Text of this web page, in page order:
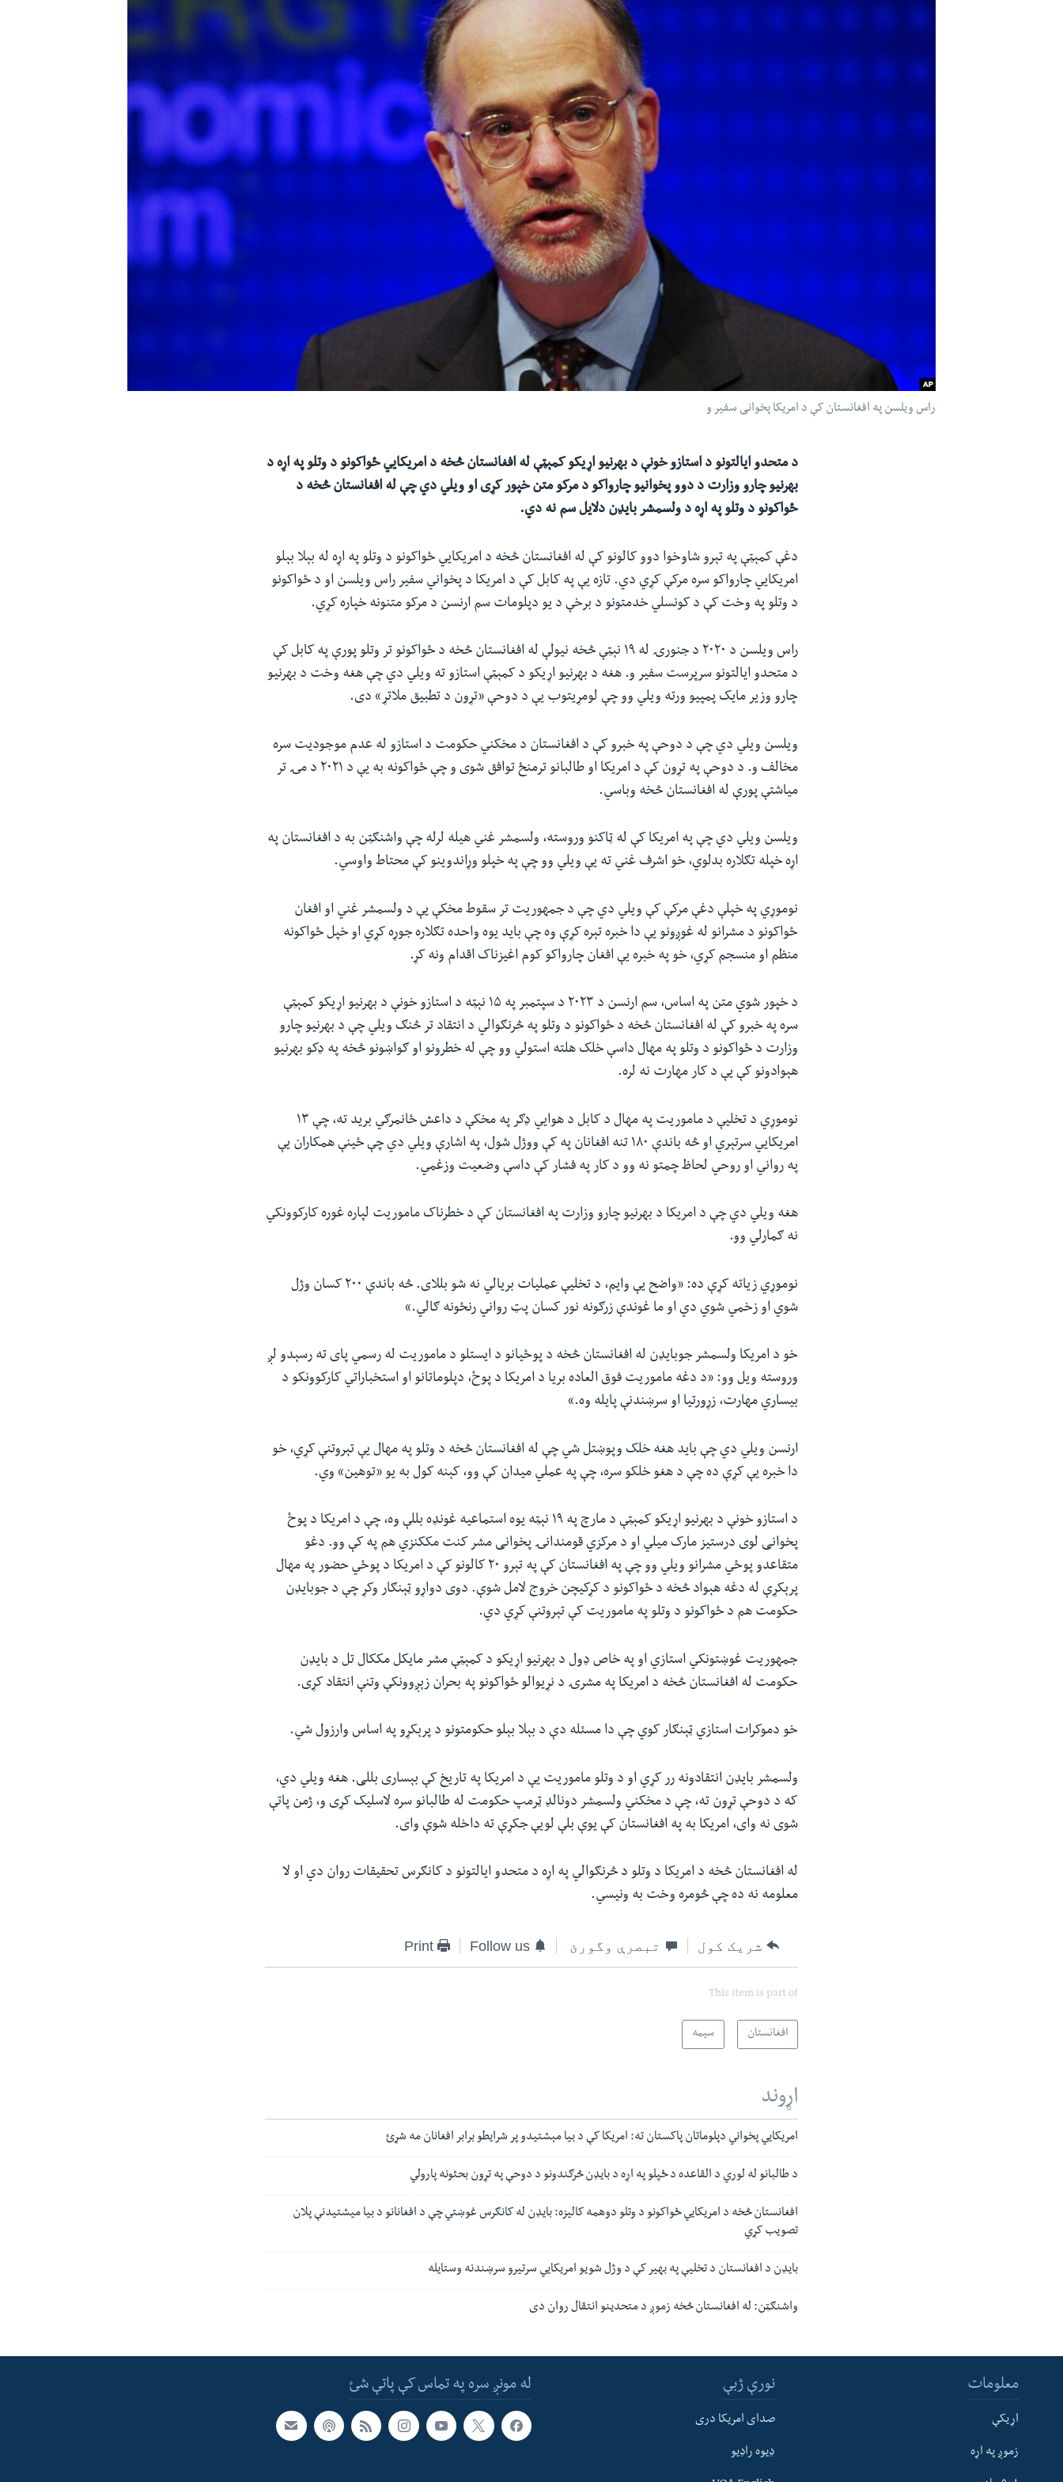
له مونږ سره په تماس کې پاتې شئ
راس ویلسن په افغانستان کې د امریکا پخوانی سفیر و
د متحدو ایالتونو د استازو خونې د بهرنیو اړیکو کمېټې له افغانستان څخه د امریکايي ځواکونو د وتلو په اړه د
بهرنیو چارو وزارت د دوو پخوانیو چارواکو د مرکو متن خپور کړی او ویلي دي چې له افغانستان څخه د
ځواکونو د وتلو په اړه د ولسمشر بایډن دلایل سم نه دي.
دغې کمېټې په تېرو شاوخوا دوو کالونو کې له افغانستان څخه د امریکايي ځواکونو د وتلو په اړه له بېلا بېلو
امریکایي چارواکو سره مرکې کړي دي. تازه یې په کابل کې د امریکا د پخواني‌ سفیر راس ویلسن او د ځواکونو
د وتلو په وخت کې د کونسلي خدمتونو د برخې د یو دپلومات سم ارنسن د مرکو متنونه خپاره کړي.
راس ویلسن د ۲۰۲۰ د جنورۍ له ۱۹ نېټې څخه نیولې له افغانستان څخه د ځواکونو تر وتلو پورې په کابل کې
د متحدو ایالتونو سرپرست سفیر و. هغه د بهرنیو اړیکو د کمېټې استازو ته ویلي دي چې هغه وخت د بهرنیو
چارو وزیر مایک پمپیو ورته ویلي وو چې لومړیتوب یې د دوحې «تړون د تطبیق ملاتړ» دی.
ویلسن ویلي دي چې د دوحې په خبرو کې د افغانستان د مخکني حکومت د استازو له عدم موجودیت سره
مخالف و. د دوحې په تړون کې د امریکا او طالبانو ترمنځ توافق شوی و چې ځواکونه به یې د ۲۰۲۱ د مۍ تر
میاشتې پورې له افغانستان څخه وباسي.
ویلسن ویلي‌ دي چې په امریکا کې له ټاکنو وروسته، ولسمشر غني هیله لرله چې واشنګټن به د افغانستان په
اړه خپله تګلاره بدلوي، خو اشرف غني ‌ته یې ویلي‌ وو چې په خپلو وړاندوینو کې محتاط واوسي.
نوموړي په خپلې دغې مرکې کې ویلي دي چې د جمهوریت تر سقوط مخکې یې د ولسمشر غني‌ او افغان
ځواکونو د مشرانو له غوږونو یې دا خبره تېره کړې وه چې باید یوه واحده تګلاره جوړه کړي او خپل ځواکونه
منظم او منسجم کړي، خو په خبره یې افغان چارواکو کوم اغیزناک اقدام ونه کړ.
د خپور شوي متن په اساس، سم ارنسن د ۲۰۲۳ د سپتمبر په ۱۵ نېټه د استازو خونې د بهرنیو اړیکو کمېټې
سره په خبرو کې له افغانستان څخه د ځواکونو د وتلو په څرنګوالي د انتقاد تر څنګ ویلي چې د بهرنیو چارو
وزارت د ځواکونو د وتلو په مهال داسې خلک هلته استولي وو چې له خطرونو او ګواښونو څخه په ډکو بهرنیو
هېوادونو کې یې د کار مهارت نه لره.
نوموړي د تخلیې د ماموریت په مهال د کابل د هوايي ډګر په مخکې د داعش ځانمرګي برید ته، چې ۱۳
امریکايي سرتېري او څه باندې ۱۸۰ تنه افغانان په کې ووژل شول، په اشارې ویلي‌ دي چې ځینې همکاران یې
په رواني او روحي لحاظ چمتو نه وو د کار په فشار کې داسې وضعیت وزغمي.
هغه ویلي دي چې د امریکا د بهرنیو چارو وزارت په افغانستان کې د خطرناک ماموریت لپاره غوره کارکوونکي
نه ګمارلي وو.
نوموړي زیاته کړې ده: «واضح یې وایم، د تخلیې عملیات بریالي نه شو بللای. څه باندې ۲۰۰ کسان وژل
شوي او زخمي شوي دي او ما غوندې زرګونه نور کسان پټ رواني رنځونه ګالي.»
خو د امريکا ولسمشر جوبايډن له افغانستان څخه د پوځيانو د ايستلو د ماموريت له رسمي پای ته رسېدو لږ
وروسته ويل وو: «د دغه ماموريت فوق العاده بريا د امريکا د پوځ، دپلوماتانو او استخباراتي کارکوونکو د
بیساري مهارت، زړورتیا او سرښندنې پایله وه.»
ارنسن ویلي‌ دي چې باید هغه خلک وپوښتل شي چې له افغانستان څخه د وتلو په مهال یې تېروتنې کړي، خو
دا خبره یې کړې ده چې د هغو خلکو سره، چې په عملي میدان کې وو، کېنه کول به یو «توهین» وي.
د استازو خونې د بهرنیو اړیکو کمېټې د مارچ په ۱۹ نېټه یوه استماعیه غونډه بللې وه، چې د امریکا د پوځ
پخوانی لوی درستیز مارک میلي او د مرکزي قومندانۍ پخوانی مشر کنت مککنزي هم په کې وو. دغو
متقاعدو پوځي مشرانو ویلي وو چې په افغانستان کې په تېرو ۲۰ کالونو کې د امریکا د پوځي حضور په مهال
پرېکړې له دغه هېواد څخه د ځواکونو د کړکیچن خروج لامل شوې. دوی دواړو ټېنګار وکړ چې د جوبایډن
حکومت هم د ځواکونو د وتلو په ماموریت کې تېروتنې کړي‌ دي.
جمهوریت غوښتونکي استازي او په خاص ډول د بهرنیو اړیکو د کمېټې مشر مایکل مککال تل د بایډن
حکومت له افغانستان څخه د امریکا په مشرۍ د نړیوالو ځواکونو په بحران زېږوونکې وتنې انتقاد کړی.
خو دموکرات استازي‌ ټېنګار کوي چې دا مسئله دې د بېلا بېلو حکومتونو د پرېکړو په اساس وارزول شي.
ولسمشر بایډن انتقادونه رر کړي او د وتلو ماموریت یې د امریکا په تاریخ کې بېساری بللی. هغه ویلي دي‌،
که د دوحې تړون ته، چې د مخکني ولسمشر دونالډ ټرمپ حکومت له طالبانو سره لاسلیک کړی و، ژمن پاتې
شوی نه وای، امریکا به په افغانستان کې یوې بلې لویې جکړې ته داخله شوې وای.
له افغانستان څخه د امریکا د وتلو د څرنګوالي په اړه د متحدو ایالتونو د کانګرس تحقیقات روان دي او لا
معلومه نه ده چې څومره وخت به ونیسي.
شریک کول تبصرې وگورئ Follow us
Print
This item is part of
افغانستان سیمه
اړوند
امریکايي پخواني دپلوماتان پاکستان ته: امریکا کې د بیا مېشتیدو پر شرایطو برابر افغانان مه شړئ
د طالبانو له لوري د القاعده د ځپلو په اړه د بایډن څرګندونو د دوحې په تړون بحثونه پارولي
افغانستان څخه د امریکایي ځواکونو د وتلو دوهمه کالیزه: بایډن له کانګرس غوښتي چې د افغانانو د بیا میشتیدنې پلان
تصویب کړي
بایډن د افغانستان د تخلیې په بهیر کې د وژل شويو امریکایي سرتیرو سرښندنه وستایله
واشنګټن: له افغانستان څخه زموږ د متحدینو انتقال روان دی
له مونږ سره په تماس کې پاتې شئ معلومات
اړیکې
زموږ په اړه
نورې ژبې
صدای امریکا دری
ډیوه راډیو